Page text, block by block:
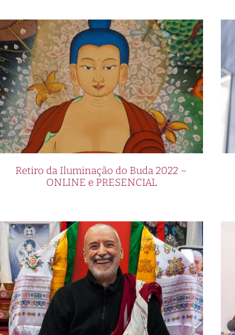
Retiro da Iluminação do Buda 2022 –
ONLINE e PRESENCIAL